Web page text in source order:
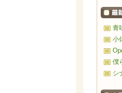
青
小
僕
シ